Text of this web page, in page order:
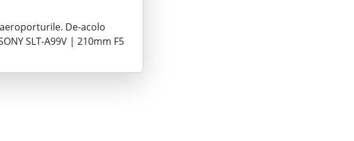
De-acolo
SLT-A99V | 210mm F5